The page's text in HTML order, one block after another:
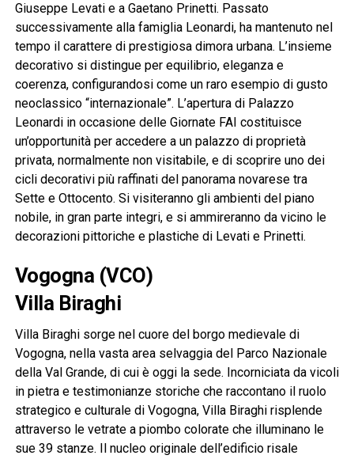
Giuseppe Levati e a Gaetano Prinetti. Passato
successivamente alla famiglia Leonardi, ha mantenuto nel
tempo il carattere di prestigiosa dimora urbana. L’insieme
decorativo si distingue per equilibrio, eleganza e
coerenza, configurandosi come un raro esempio di gusto
neoclassico “internazionale”. L’apertura di Palazzo
Leonardi in occasione delle Giornate FAI costituisce
un’opportunità per accedere a un palazzo di proprietà
privata, normalmente non visitabile, e di scoprire uno dei
cicli decorativi più raffinati del panorama novarese tra
Sette e Ottocento. Si visiteranno gli ambienti del piano
nobile, in gran parte integri, e si ammireranno da vicino le
decorazioni pittoriche e plastiche di Levati e Prinetti.
Vogogna (VCO)
Villa Biraghi
Villa Biraghi sorge nel cuore del borgo medievale di
Vogogna, nella vasta area selvaggia del Parco Nazionale
della Val Grande, di cui è oggi la sede. Incorniciata da vicoli
in pietra e testimonianze storiche che raccontano il ruolo
strategico e culturale di Vogogna, Villa Biraghi risplende
attraverso le vetrate a piombo colorate che illuminano le
sue 39 stanze. Il nucleo originale dell’edificio risale